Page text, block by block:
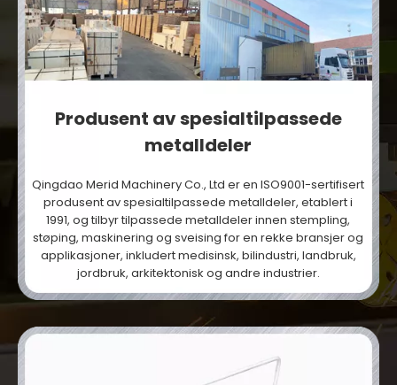
Produsent av spesialtilpassede
metalldeler
Qingdao Merid Machinery Co., Ltd er en ISO9001-sertifisert
produsent av spesialtilpassede metalldeler, etablert i
1991, og tilbyr tilpassede metalldeler innen stempling,
støping, maskinering og sveising for en rekke bransjer og
applikasjoner, inkludert medisinsk, bilindustri, landbruk,
jordbruk, arkitektonisk og andre industrier.